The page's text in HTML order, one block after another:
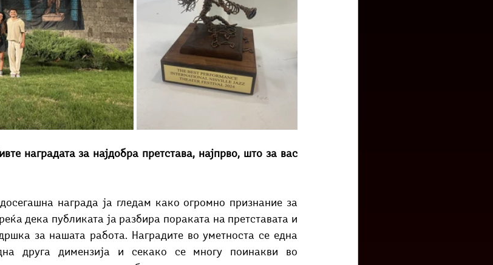
наградата за најдобра претстава, најпрво, што за вас
награда ја гледам како огромно признание за
дека публиката ја разбира пораката на претставата и
за нашата работа. Наградите во уметноста се една
друга димензија и секако се многу поинакви во